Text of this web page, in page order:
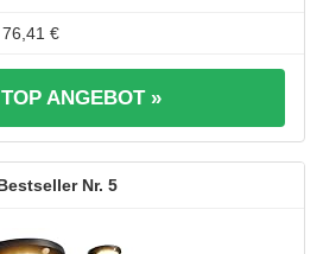
76,41 €
ANGEBOT »
5